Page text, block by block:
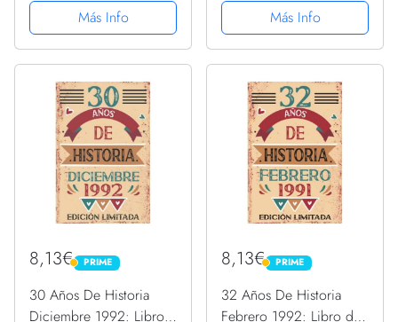
páginas de
felicitaciones, idea de
regalo, regalo Para la
madre
Más Info
de felicitaciones, idea
de regalo, regalo Para la
esposa, novia, mujer, La
Más Info
8,13€ PRIME
PRIME
30 Años De Historia
Diciembre 1992: Libro
8,13€ PRIME
PRIME
32 Años De Historia
Febrero 1992: Libro de